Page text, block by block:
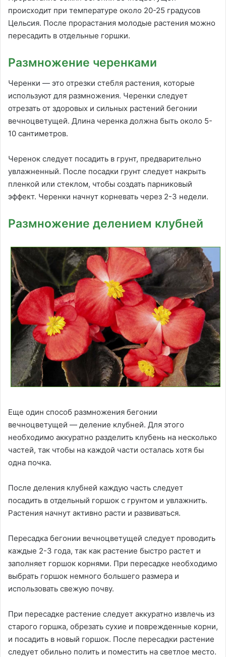
происходит при температуре около 20-25 градусов
Цельсия. После прорастания молодые растения можно
пересадить в отдельные горшки.
Размножение черенками
Черенки — это отрезки стебля растения, которые
используют для размножения. Черенки следует
отрезать от здоровых и сильных растений бегонии
вечноцветущей. Длина черенка должна быть около 5-
10 сантиметров.
Черенок следует посадить в грунт, предварительно
увлажненный. После посадки грунт следует накрыть
пленкой или стеклом, чтобы создать парниковый
эффект. Черенки начнут корневать через 2-3 недели.
Размножение делением клубней
Еще один способ размножения бегонии
вечноцветущей — деление клубней. Для этого
необходимо аккуратно разделить клубень на несколько
частей, так чтобы на каждой части осталась хотя бы
одна почка.
После деления клубней каждую часть следует
посадить в отдельный горшок с грунтом и увлажнить.
Растения начнут активно расти и развиваться.
Пересадка бегонии вечноцветущей следует проводить
каждые 2-3 года, так как растение быстро растет и
заполняет горшок корнями. При пересадке необходимо
выбрать горшок немного большего размера и
использовать свежую почву.
При пересадке растение следует аккуратно извлечь из
старого горшка, обрезать сухие и поврежденные корни,
и посадить в новый горшок. После пересадки растение
следует обильно полить и поместить на светлое место.